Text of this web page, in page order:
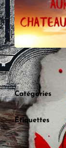
Catégories
Étiquettes